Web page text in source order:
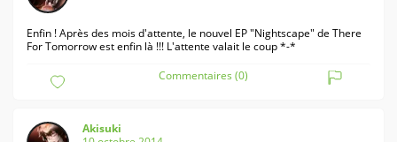
Enfin ! Après des mois d'attente, le nouvel EP "Nightscape" de There
For Tomorrow est enfin là !!! L'attente valait le coup *-*
Commentaires (0)
Akisuki